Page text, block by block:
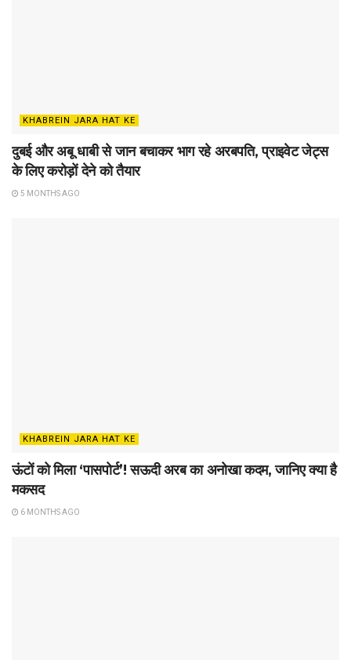
KHABREIN JARA HAT KE
दुबई और अबू धाबी से जान बचाकर भाग रहे अरबपति, प्राइवेट जेट्स
के लिए करोड़ों देने को तैयार
5 MONTHS AGO
KHABREIN JARA HAT KE
ऊंटों को मिला ‘पासपोर्ट’! सऊदी अरब का अनोखा कदम, जानिए क्या है
मकसद
6 MONTHS AGO